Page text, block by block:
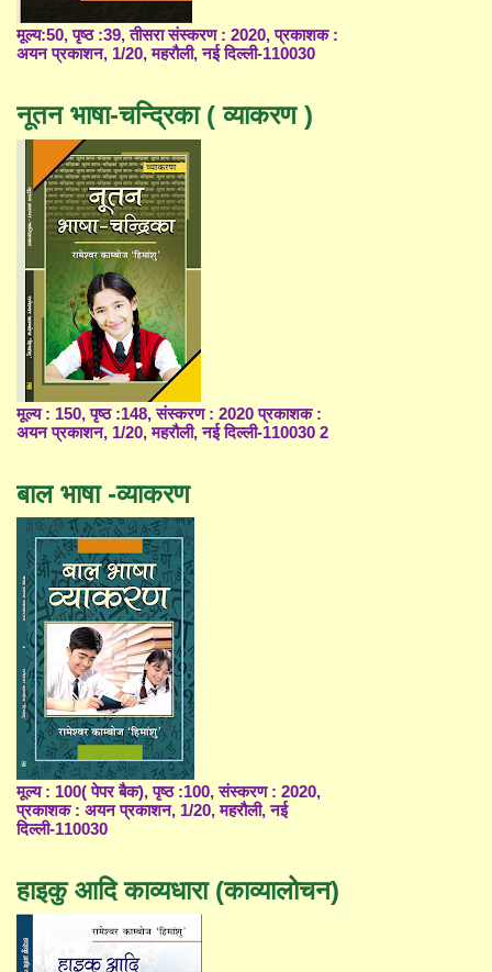
मूल्य:50, पृष्ठ :39, तीसरा संस्करण : 2020, प्रकाशक :
अयन प्रकाशन, 1/20, महरौली, नई दिल्ली-110030
नूतन भाषा-चन्द्रिका ( व्याकरण )
मूल्य : 150, पृष्ठ :148, संस्करण : 2020 प्रकाशक :
अयन प्रकाशन, 1/20, महरौली, नई दिल्ली-110030 2
बाल भाषा -व्याकरण
मूल्य : 100( पेपर बैक), पृष्ठ :100, संस्करण : 2020,
प्रकाशक : अयन प्रकाशन, 1/20, महरौली, नई
दिल्ली-110030
हाइकु आदि काव्यधारा (काव्यालोचन)